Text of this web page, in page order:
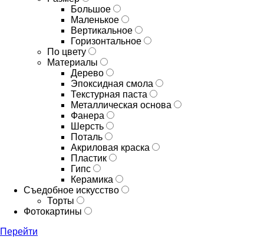
Большое
Маленькое
Вертикальное
Горизонтальное
По цвету
Материалы
Дерево
Эпоксидная смола
Текстурная паста
Металлическая основа
Фанера
Шерсть
Поталь
Акриловая краска
Пластик
Гипс
Керамика
Съедобное искусство
Торты
Фотокартины
Перейти